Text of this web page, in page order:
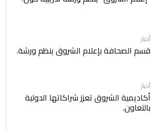
أخبار
قسم الصحافة بإعلام الشروق ينظم ورشة.
أخبار
أكاديمية الشروق تعزز شراكاتها الدولية
بالتعاون.